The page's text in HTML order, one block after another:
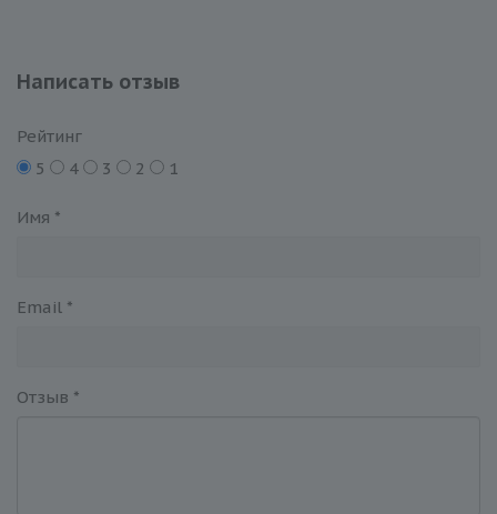
Написать отзыв
Рейтинг
5
4 3 2 1
Имя *
Email *
Отзыв *